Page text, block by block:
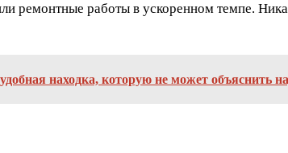
ремонтные работы в ускоренном темпе.
находка, которую не может объяснить